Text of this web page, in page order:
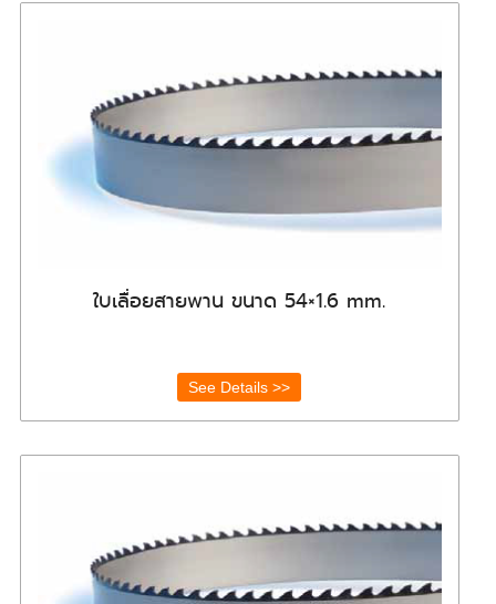
ใบเลื่อยสายพาน ขนาด 54×1.6 mm.
See Details >>